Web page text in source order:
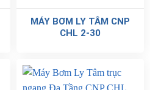
MÁY BƠM LY TÂM CNP
CHL 2-30